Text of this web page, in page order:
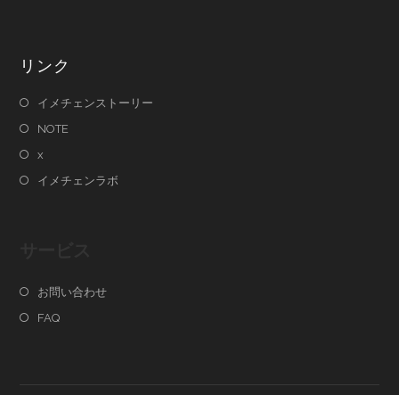
リンク
イメチェンストーリー
NOTE
x
イメチェンラボ
お問い合わせ
FAQ